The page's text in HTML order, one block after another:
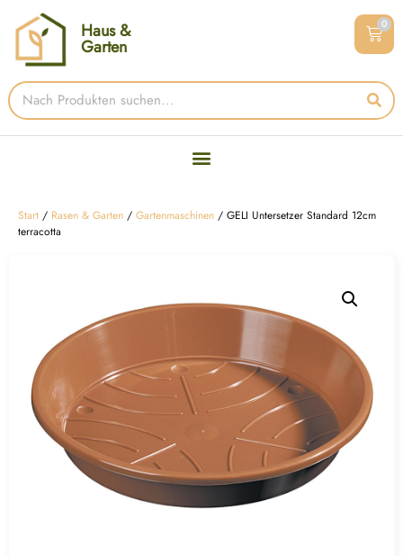
Haus &
Garten
0
Start / Rasen & Garten / Gartenmaschinen / GELI Untersetzer Standard 12cm
terracotta